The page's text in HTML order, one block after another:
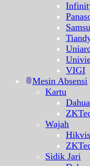
VIGI
Mesin Absensi
Kartu
Dahua
Wajah
Sidik Jari